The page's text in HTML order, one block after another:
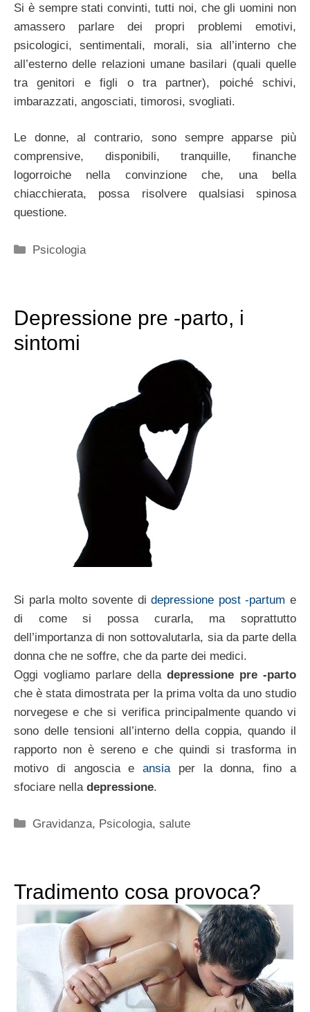
Si è sempre stati convinti, tutti noi, che gli uomini non
amassero parlare dei propri problemi emotivi,
psicologici, sentimentali, morali, sia all’interno che
all’esterno delle relazioni umane basilari (quali quelle
tra genitori e figli o tra partner), poiché schivi,
imbarazzati, angosciati, timorosi, svogliati.
Le donne, al contrario, sono sempre apparse più
comprensive, disponibili, tranquille, finanche
logorroiche nella convinzione che, una bella
chiacchierata, possa risolvere qualsiasi spinosa
questione.
Categorie
Psicologia
Depressione pre -parto, i
sintomi
Si parla molto sovente didepressione post -partum e
di come si possa curarla, ma soprattutto
dell’importanza di non sottovalutarla, sia da parte della
donna che ne soffre, che da parte dei medici.
Oggi vogliamo parlare delladepressione pre -parto
che è stata dimostrata per la prima volta da uno studio
norvegese e che si verifica principalmente quando vi
sono delle tensioni all’interno della coppia, quando il
rapporto non è sereno e che quindi si trasforma in
motivo di angoscia eansiaper la donna, fino a
sfociare nella depressione.
Categorie
Gravidanza, Psicologia,salute
Tradimento cosa provoca?